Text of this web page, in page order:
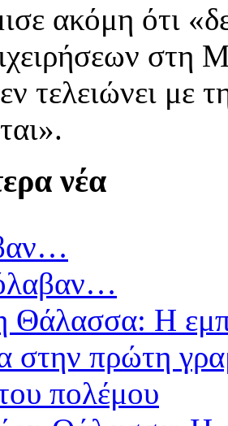
ακόμη ότι
στη
τελειώνει με
νέα